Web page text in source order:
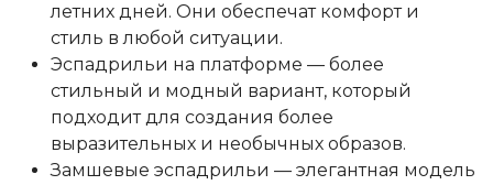
летних дней. Они обеспечат комфорт и
стиль в любой ситуации.
Эспадрильи на платформе — более
стильный и модный вариант, который
подходит для создания более
выразительных и необычных образов.
Замшевые эспадрильи — элегантная модель